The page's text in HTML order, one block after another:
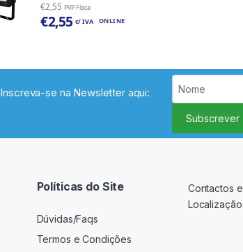
€2,55 PVP Física
€2,55 c/ IVA ONLINE
Inscreva-se na Newsletter aqui:
Subscrever
Políticas do Site
Dúvidas/Faqs
Termos e Condições
Contactos e
Localização